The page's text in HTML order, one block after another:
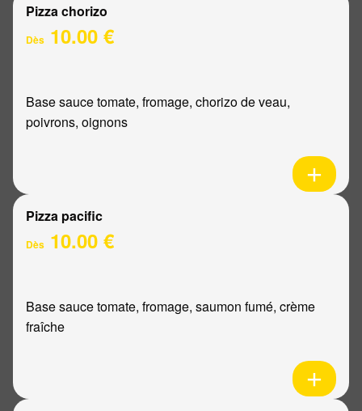
Pizza chorizo
Dès 10.00 €
Base sauce tomate, fromage, chorizo de veau,
poivrons, oignons
Pizza pacific
Dès 10.00 €
Base sauce tomate, fromage, saumon fumé, crème
fraîche